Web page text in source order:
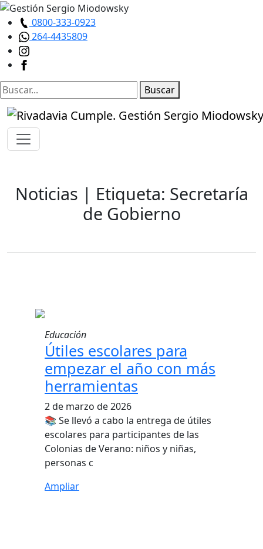
0800-333-0923
264-4435809
Buscar
Noticias | Etiqueta: Secretaría
de Gobierno
Educación
Útiles escolares para
empezar el año con más
herramientas
2 de marzo de 2026
📚 Se llevó a cabo la entrega de útiles
escolares para participantes de las
Colonias de Verano: niños y niñas,
personas c
Ampliar